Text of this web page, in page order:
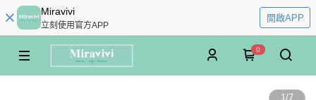
Miravivi
立刻使用官方APP
開啟APP
0
1/7